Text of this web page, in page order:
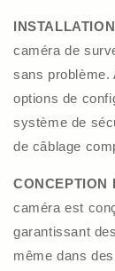
caméra de
sans problème.
options de
système de
de câblage
CONCEPTION
caméra est
garantissant
même dans